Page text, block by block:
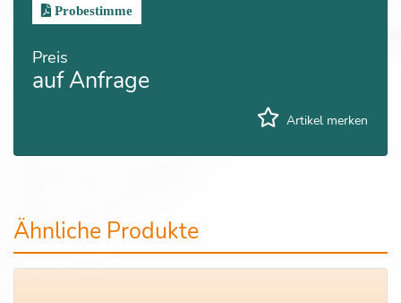
Probestimme
Preis
auf Anfrage
Artikel merken
Ähnliche Produkte